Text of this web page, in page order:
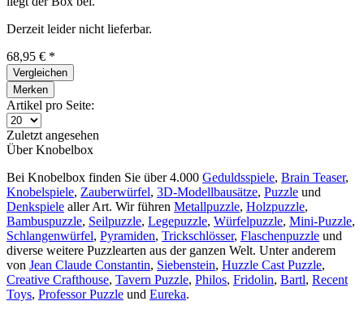
Derzeit leider nicht lieferbar.
68,95 € *
Vergleichen
Merken
Artikel pro Seite:
Zuletzt angesehen
Über Knobelbox
Bei Knobelbox finden Sie über 4.000 Geduldsspiele, Brain Teaser,
Knobelspiele, Zauberwürfel, 3D-Modellbausätze, Puzzle und
Denkspiele aller Art. Wir führen Metallpuzzle, Holzpuzzle,
Bambuspuzzle, Seilpuzzle, Legepuzzle, Würfelpuzzle, Mini-Puzzle,
Schlangenwürfel, Pyramiden, Trickschlösser, Flaschenpuzzle und
diverse weitere Puzzlearten aus der ganzen Welt. Unter anderem
von Jean Claude Constantin, Siebenstein, Huzzle Cast Puzzle,
Creative Crafthouse, Tavern Puzzle, Philos, Fridolin, Bartl, Recent
Toys, Professor Puzzle und Eureka.